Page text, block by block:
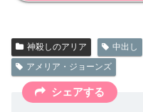
神殺しのアリア 中出し
アメリア・ジョーンズ
シェアする